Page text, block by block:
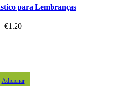
para Lembranças
€1.20
Adicionar